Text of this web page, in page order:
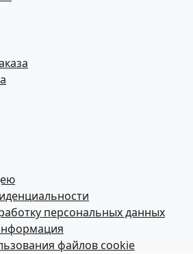
персональных данных
файлов cookie